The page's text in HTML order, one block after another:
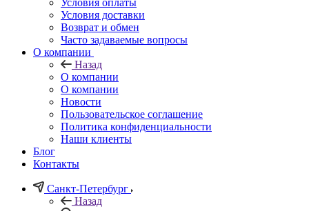
Условия доставки
Возврат и обмен
Часто задаваемые вопросы
О компании
Назад
О компании
О компании
Новости
Пользовательское соглашение
Политика конфиденциальности
Наши клиенты
Блог
Контакты
Санкт-Петербург
Назад